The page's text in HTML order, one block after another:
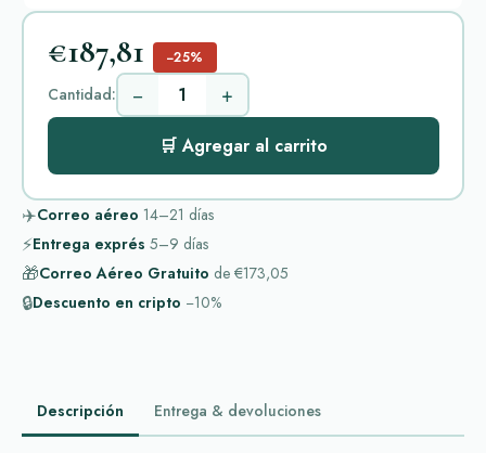
€187,81 −25%
Cantidad: − +
🛒 Agregar al carrito
✈️Correo aéreo 14–21 días
⚡Entrega exprés 5–9 días
🎁Correo Aéreo Gratuito de €173,05
🔒Descuento en cripto −10%
Descripción Entrega & devoluciones